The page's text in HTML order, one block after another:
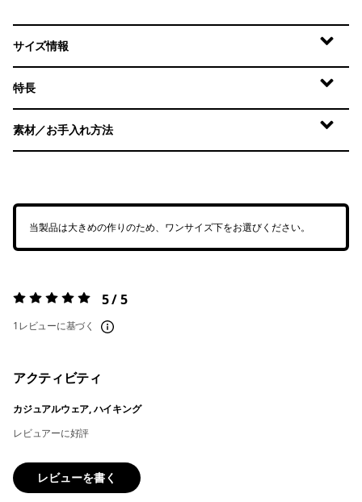
サイズ情報
特長
素材／お手入れ方法
当製品は大きめの作りのため、ワンサイズ下をお選びください。
評価:5 / 5 5 / 5
1レビューに基づく
アクティビティ
カジュアルウェア, ハイキング
レビュアーに好評
レビューを書く